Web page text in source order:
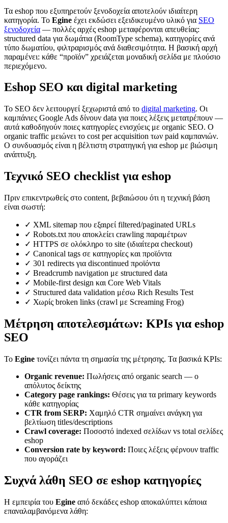
Τα eshop που εξυπηρετούν ξενοδοχεία αποτελούν ιδιαίτερη
κατηγορία. Το Egine έχει εκδώσει εξειδικευμένο υλικό για SEO
ξενοδοχεία — πολλές αρχές eshop μεταφέρονται απευθείας:
structured data για δωμάτια (RoomType schema), κατηγορίες ανά
τύπο δωματίου, φιλτραρισμός ανά διαθεσιμότητα. Η βασική αρχή
παραμένει: κάθε “προϊόν” χρειάζεται μοναδική σελίδα με πλούσιο
περιεχόμενο.
Eshop SEO και digital marketing
Το SEO δεν λειτουργεί ξεχωριστά από το digital marketing. Οι
καμπάνιες Google Ads δίνουν data για ποιες λέξεις μετατρέπουν —
αυτά καθοδηγούν ποιες κατηγορίες ενισχύεις με organic SEO. Ο
organic traffic μειώνει το cost per acquisition των paid καμπανιών.
Ο συνδυασμός είναι η βέλτιστη στρατηγική για eshop με βιώσιμη
ανάπτυξη.
Τεχνικό SEO checklist για eshop
Πριν επικεντρωθείς στο content, βεβαιώσου ότι η τεχνική βάση
είναι σωστή:
✓ XML sitemap που εξαιρεί filtered/paginated URLs
✓ Robots.txt που αποκλείει crawling παραμέτρων
✓ HTTPS σε ολόκληρο το site (ιδιαίτερα checkout)
✓ Canonical tags σε κατηγορίες και προϊόντα
✓ 301 redirects για discontinued προϊόντα
✓ Breadcrumb navigation με structured data
✓ Mobile-first design και Core Web Vitals
✓ Structured data validation μέσω Rich Results Test
✓ Χωρίς broken links (crawl με Screaming Frog)
Μέτρηση αποτελεσμάτων: KPIs για eshop
SEO
Το Egine τονίζει πάντα τη σημασία της μέτρησης. Τα βασικά KPIs:
Organic revenue: Πωλήσεις από organic search — ο
απόλυτος δείκτης
Category page rankings: Θέσεις για τα primary keywords
κάθε κατηγορίας
CTR from SERP: Χαμηλό CTR σημαίνει ανάγκη για
βελτίωση titles/descriptions
Crawl coverage: Ποσοστό indexed σελίδων vs total σελίδες
eshop
Conversion rate by keyword: Ποιες λέξεις φέρνουν traffic
που αγοράζει
Συχνά λάθη SEO σε eshop κατηγορίες
Η εμπειρία του Egine από δεκάδες eshop αποκαλύπτει κάποια
επαναλαμβανόμενα λάθη: